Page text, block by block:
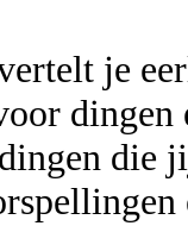
je
dingen
die